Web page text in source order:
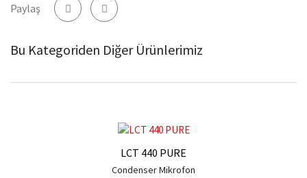
Paylaş
Bu Kategoriden Diğer Ürünlerimiz
LCT 440 PURE
Condenser Mikrofon